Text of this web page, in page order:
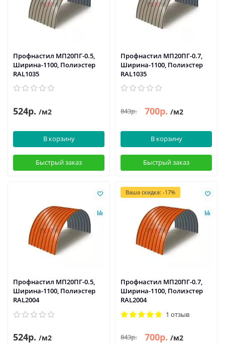
Профнастил МП20ПГ-0.5,
Ширина-1100, Полиэстер
RAL1035
524р. /м2
В корзину
Быстрый заказ
Профнастил МП20ПГ-0.7,
Ширина-1100, Полиэстер
RAL1035
843р. 700р. /м2
В корзину
Быстрый заказ
Профнастил МП20ПГ-0.5,
Ширина-1100, Полиэстер
RAL2004
524р. /м2
Ваша скидка: -17%
Профнастил МП20ПГ-0.7,
Ширина-1100, Полиэстер
RAL2004
1 отзыв
843р. 700р. /м2